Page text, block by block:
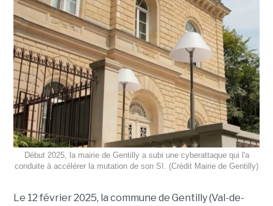
Début 2025, la mairie de Gentilly a subi une cyberattaque qui l'a
conduite à accélérer la mutation de son SI. (Crédit Mairie de Gentilly)
Le 12 février 2025, la commune de Gentilly (Val-de-